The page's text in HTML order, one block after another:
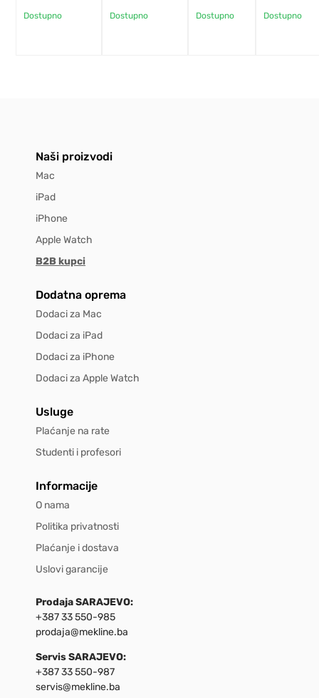
Dostupno Dostupno Dostupno Dostupno
Naši proizvodi
Mac
iPad
iPhone
Apple Watch
B2B kupci
Dodatna oprema
Dodaci za Mac
Dodaci za iPad
Dodaci za iPhone
Dodaci za Apple Watch
Usluge
Plaćanje na rate
Studenti i profesori
Informacije
O nama
Politika privatnosti
Plaćanje i dostava
Uslovi garancije
Prodaja SARAJEVO:
+387 33 550-985
prodaja@mekline.ba
Servis SARAJEVO:
+387 33 550-987
servis@mekline.ba